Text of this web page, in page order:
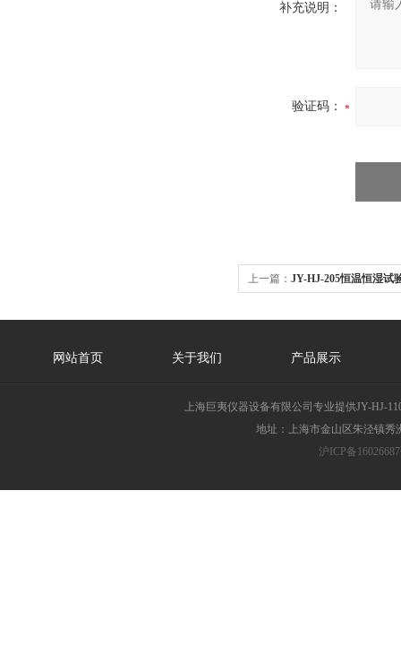
补充说明：
验证码：
上一篇： JY-HJ-205恒温恒湿试
网站首页 关于我们 产品展示
上海巨夷仪器设备有限公司专业提供JY-HJ-
地址：上海市金山区朱泾镇秀
沪ICP备